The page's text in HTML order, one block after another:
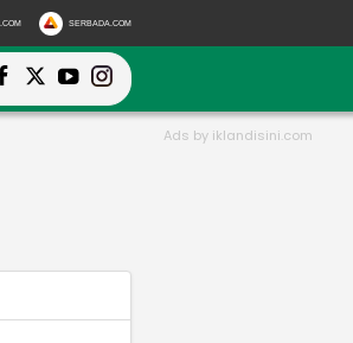
SERBADA.COM